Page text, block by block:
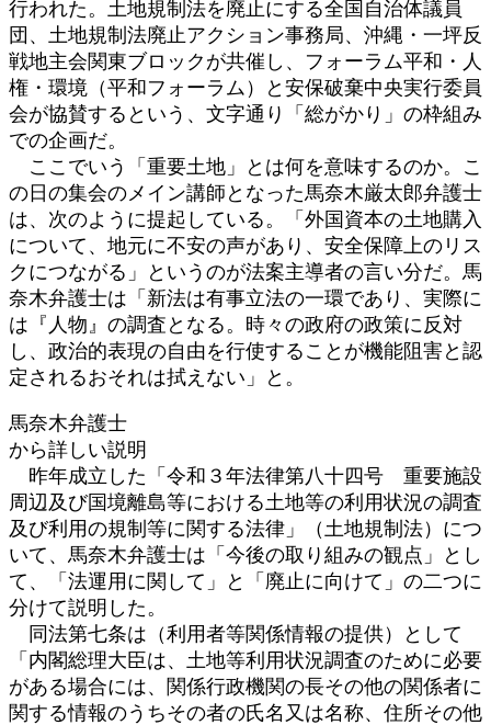
行われた。土地規制法を廃止にする全国自治体議員
団、土地規制法廃止アクション事務局、沖縄・一坪反
戦地主会関東ブロックが共催し、フォーラム平和・人
権・環境（平和フォーラム）と安保破棄中央実行委員
会が協賛するという、文字通り「総がかり」の枠組み
での企画だ。
ここでいう「重要土地」とは何を意味するのか。こ
の日の集会のメイン講師となった馬奈木厳太郎弁護士
は、次のように提起している。「外国資本の土地購入
について、地元に不安の声があり、安全保障上のリス
クにつながる」というのが法案主導者の言い分だ。馬
奈木弁護士は「新法は有事立法の一環であり、実際に
は『人物』の調査となる。時々の政府の政策に反対
し、政治的表現の自由を行使することが機能阻害と認
定されるおそれは拭えない」と。
馬奈木弁護士
から詳しい説明
昨年成立した「令和３年法律第八十四号 重要施設
周辺及び国境離島等における土地等の利用状況の調査
及び利用の規制等に関する法律」（土地規制法）につ
いて、馬奈木弁護士は「今後の取り組みの観点」とし
て、「法運用に関して」と「廃止に向けて」の二つに
分けて説明した。
同法第七条は（利用者等関係情報の提供）として
「内閣総理大臣は、土地等利用状況調査のために必要
がある場合には、関係行政機関の長その他の関係者に
関する情報のうちその者の氏名又は名称、住所その他